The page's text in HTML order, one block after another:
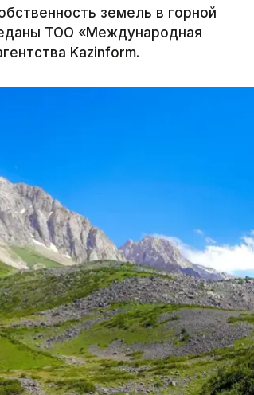
земель в горной
ТОО «Международная
Kazinform.